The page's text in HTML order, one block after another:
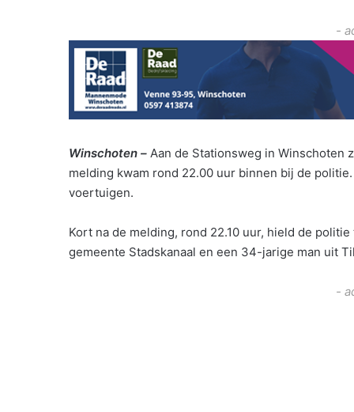
-
Winschoten – Aan de Stationsweg in Winschoten
melding kwam rond 22.00 uur binnen bij de
voertuigen.
Kort na de melding, rond 22.10 uur, hield de
gemeente Stadskanaal en een 34-jarige man uit
-